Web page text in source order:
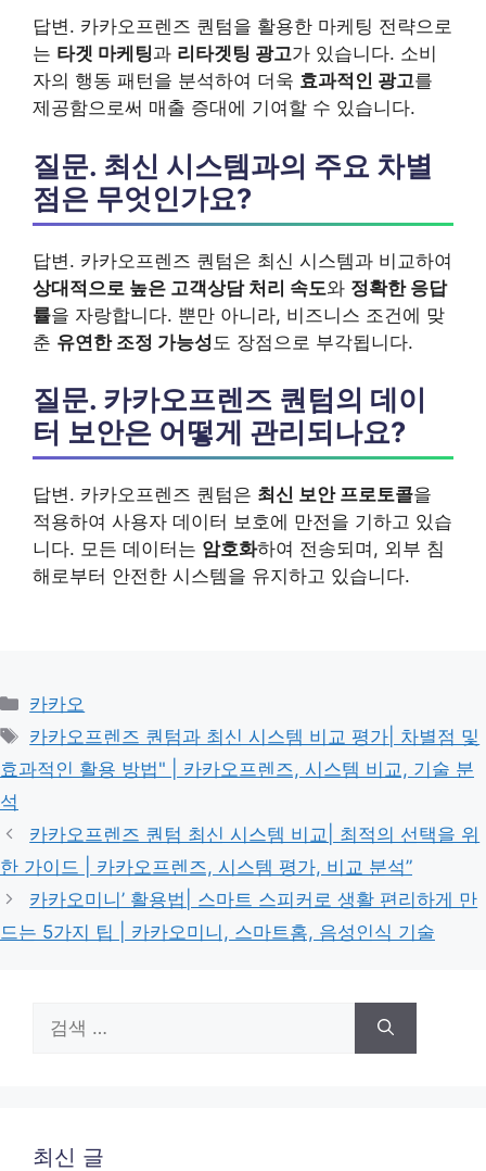
답변. 카카오프렌즈 퀀텀을 활용한 마케팅 전략으로
는 타겟 마케팅과 리타겟팅 광고가 있습니다. 소비
자의 행동 패턴을 분석하여 더욱 효과적인 광고를
제공함으로써 매출 증대에 기여할 수 있습니다.
질문. 최신 시스템과의 주요 차별
점은 무엇인가요?
답변. 카카오프렌즈 퀀텀은 최신 시스템과 비교하여
상대적으로 높은 고객상담 처리 속도와 정확한 응답
률을 자랑합니다. 뿐만 아니라, 비즈니스 조건에 맞
춘 유연한 조정 가능성 도 장점으로 부각됩니다.
질문. 카카오프렌즈 퀀텀의 데이
터 보안은 어떻게 관리되나요?
답변. 카카오프렌즈 퀀텀은 최신 보안 프로토콜을
적용하여 사용자 데이터 보호에 만전을 기하고 있습
니다. 모든 데이터는 암호화하여 전송되며, 외부 침
해로부터 안전한 시스템을 유지하고 있습니다.
카
테
고
리
카카오
태
그
카카오프렌즈 퀀텀과 최신 시스템 비교 평가| 차별점 및
효과적인 활용 방법" | 카카오프렌즈, 시스템 비교, 기술 분
석
카카오프렌즈 퀀텀 최신 시스템 비교| 최적의 선택을 위
한 가이드 | 카카오프렌즈, 시스템 평가, 비교 분석”
카카오미니’ 활용법| 스마트 스피커로 생활 편리하게 만
드는 5가지 팁 | 카카오미니, 스마트홈, 음성인식 기술
색:
최신 글